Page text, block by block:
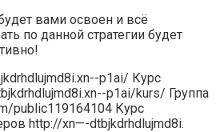
вами освоен и всё
по данной стратегии будет
p1ai/ Курс
p1ai/kurs/ Группа
public119164104 Курс
http://xn—-dtbjkdrhdlujmd8i.